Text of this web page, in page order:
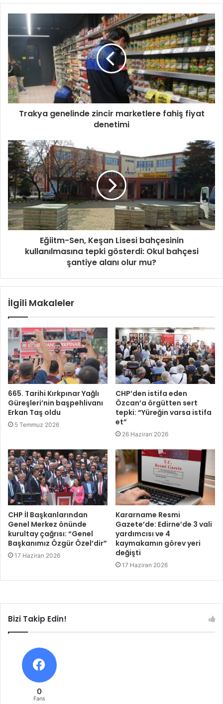
Trakya genelinde zincir marketlere fahiş fiyat
denetimi
Eğiitm-Sen, Keşan Lisesi bahçesinin
kullanılmasına tepki gösterdi: Okul bahçesi
şantiye alanı olur mu?
İlgili Makaleler
665. Tarihi Kırkpınar Yağlı
Güreşleri’nin başpehlivanı
Erkan Taş oldu
5 Temmuz 2026
CHP’den istifa eden
Özcan’a örgütten sert
tepki: “Yüreğin varsa istifa
et”
26 Haziran 2026
CHP İl Başkanlarından
Genel Merkez önünde
kurultay çağrısı: “Genel
Başkanımız Özgür Özel’dir”
17 Haziran 2026
Kararname Resmi
Gazete’de: Edirne’de 3 vali
yardımcısı ve 4
kaymakamın görev yeri
değişti
17 Haziran 2026
Bizi Takip Edin!
0
Fans